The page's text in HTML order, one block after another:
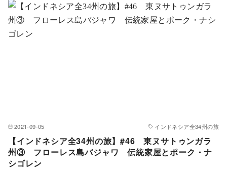
2021-09-05 インドネシア全34州の旅
【インドネシア全34州の旅】#46 東ヌサトゥンガラ
州③ フローレス島バジャワ 伝統家屋とポーク・ナ
シゴレン